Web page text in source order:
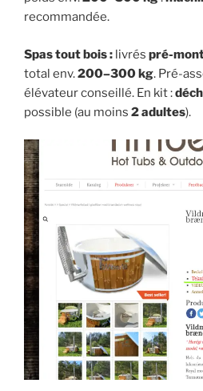
recommandée.
Spas tout bois : livrés pré-
total env.200–300 kg. Pré-
élévateur conseillé. En kit :
possible (au moins 2 adultes).